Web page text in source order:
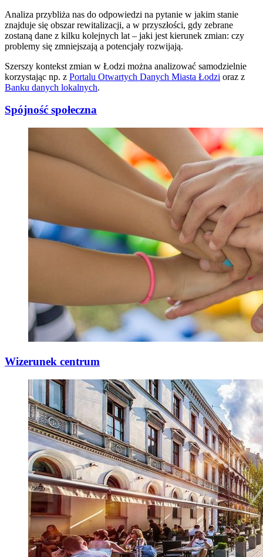
Analiza przybliża nas do odpowiedzi na pytanie w jakim stanie
znajduje się obszar rewitalizacji, a w przyszłości, gdy zebrane
zostaną dane z kilku kolejnych lat – jaki jest kierunek zmian: czy
problemy się zmniejszają a potencjały rozwijają.
Szerszy kontekst zmian w Łodzi można analizować samodzielnie
korzystając np. z Portalu Otwartych Danych Miasta Łodzi oraz z
Banku danych lokalnych.
Spójność społeczna
Wizerunek centrum